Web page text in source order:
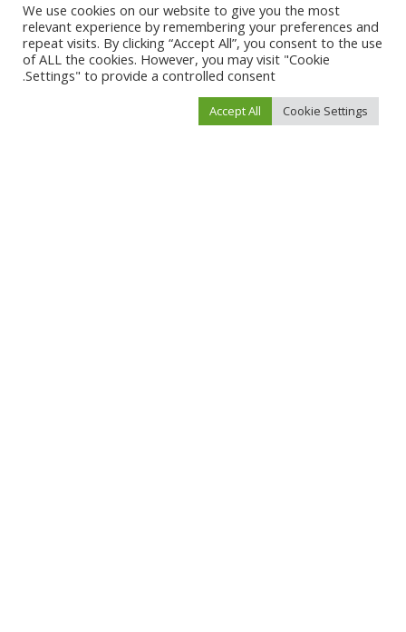
We use cookies on our website to give you the most
relevant experience by remembering your preferences and
repeat visits. By clicking “Accept All”, you consent to the use
of ALL the cookies. However, you may visit "Cookie
Settings" to provide a controlled consent.
Cookie Settings
Accept All